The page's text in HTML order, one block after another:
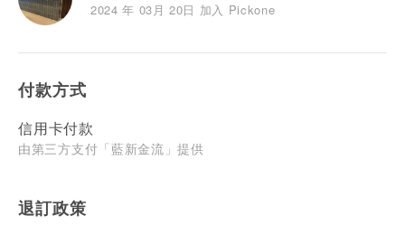
2024 年 03月 20日 加入 Pickone
付款方式
信用卡付款
由第三方支付「藍新金流」提供
退訂政策